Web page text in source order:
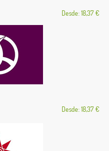
Desde: 18,37 €
Desde: 18,37 €